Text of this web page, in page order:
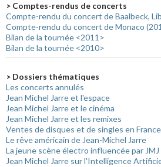
> Comptes-rendus de concerts
Compte-rendu du concert de Baalbeck,
Compte-rendu du concert de Monaco
Bilan de la tournée <2011>
Bilan de la tournée <2010>
> Dossiers thématiques
Les concerts annulés
Jean Michel Jarre et l'espace
Jean Michel Jarre et le cinéma
Jean Michel Jarre et les remixes
Ventes de disques et de singles en France
Le rêve américain de Jean-Michel Jarre
La jeune scène électro influencée par JMJ
Jean Michel Jarre sur l'Intelligence